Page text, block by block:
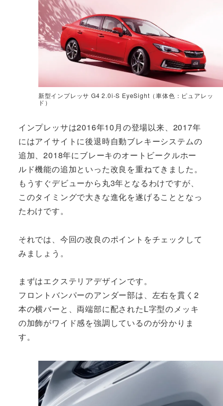
新型インプレッサ G4 2.0i-S EyeSight（車体色：ピュアレッ
ド）
インプレッサは2016年10月の登場以来、2017年
にはアイサイトに後退時自動ブレキーシステムの
追加、2018年にブレーキのオートビークルホー
ルド機能の追加といった改良を重ねてきました。
もうすぐデビューから丸3年となるわけですが、
このタイミングで大きな進化を遂げることとなっ
たわけです。
それでは、今回の改良のポイントをチェックして
みましょう。
まずはエクステリアデザインです。
フロントバンパーのアンダー部は、左右を貫く2
本の横バーと、両端部に配されたL字型のメッキ
の加飾がワイド感を強調しているのが分かりま
す。